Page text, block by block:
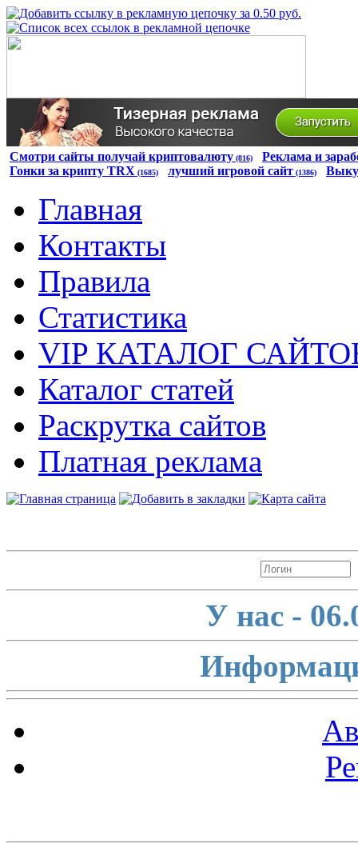
Смотри сайты получай криптовалюту (816)
Реклама и
Гонки за крипту TRX (1685) лучший игровой сайт (1386)
Главная
Контакты
Правила
Статистика
VIP КАТАЛОГ
Каталог статей
Раскрутка сайтов
Платная реклама
У нас -